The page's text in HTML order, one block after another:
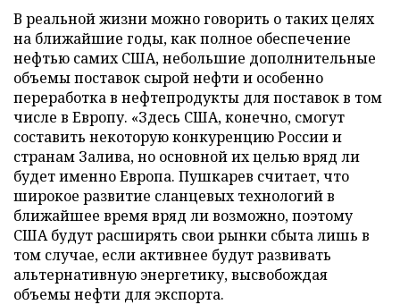
В реальной жизни можно говорить о таких целях
на ближайшие годы, как полное обеспечение
нефтью самих США, небольшие дополнительные
объемы поставок сырой нефти и особенно
переработка в нефтепродукты для поставок в том
числе в Европу. «Здесь США, конечно, смогут
составить некоторую конкуренцию России и
странам Залива, но основной их целью вряд ли
будет именно Европа. Пушкарев считает, что
широкое развитие сланцевых технологий в
ближайшее время вряд ли возможно, поэтому
США будут расширять свои рынки сбыта лишь в
том случае, если активнее будут развивать
альтернативную энергетику, высвобождая
объемы нефти для экспорта.